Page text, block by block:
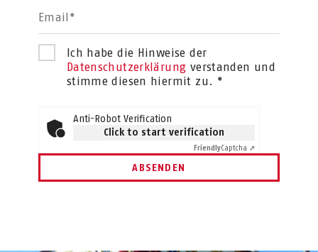
Email*
Ich habe die Hinweise der
Datenschutzerklärung verstanden und
stimme diesen hiermit zu. *
Anti-Robot Verification
Click to start verification
FriendlyCaptcha ⇗
ABSENDEN